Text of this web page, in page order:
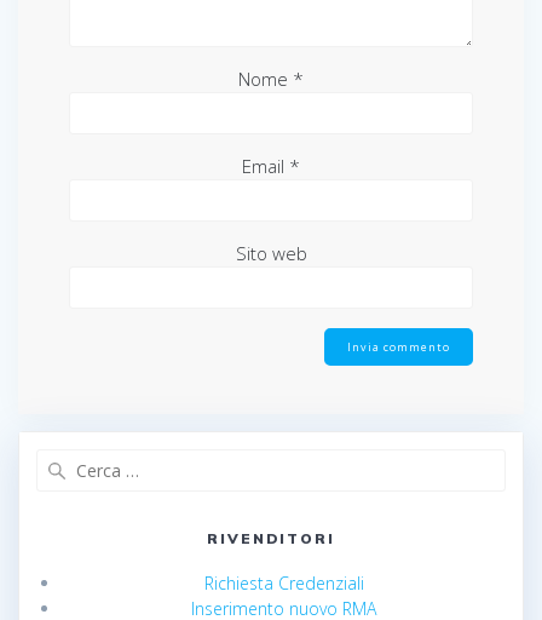
Nome *
Email *
Sito web
RIVENDITORI
Richiesta Credenziali
Inserimento nuovo RMA